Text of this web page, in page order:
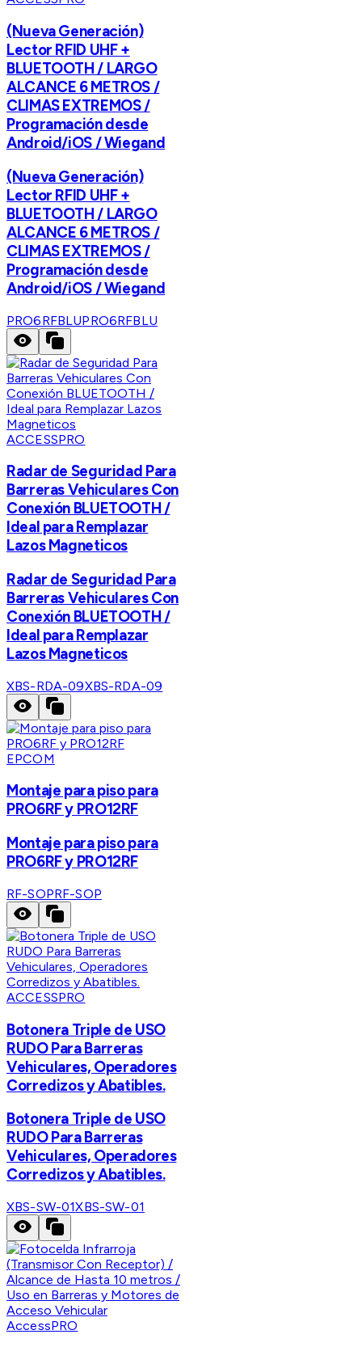
(Nueva Generación)
Lector RFID UHF +
BLUETOOTH / LARGO
ALCANCE 6 METROS /
CLIMAS EXTREMOS /
Programación desde
Android/iOS / Wiegand
(Nueva Generación)
Lector RFID UHF +
BLUETOOTH / LARGO
ALCANCE 6 METROS /
CLIMAS EXTREMOS /
Programación desde
Android/iOS / Wiegand
PRO6RFBLUPRO6RFBLU
ACCESSPRO
Radar de Seguridad Para
Barreras Vehiculares Con
Conexión BLUETOOTH /
Ideal para Remplazar
Lazos Magneticos
Radar de Seguridad Para
Barreras Vehiculares Con
Conexión BLUETOOTH /
Ideal para Remplazar
Lazos Magneticos
XBS-RDA-09XBS-RDA-09
EPCOM
Montaje para piso para
PRO6RF y PRO12RF
Montaje para piso para
PRO6RF y PRO12RF
RF-SOPRF-SOP
ACCESSPRO
Botonera Triple de USO
RUDO Para Barreras
Vehiculares, Operadores
Corredizos y Abatibles.
Botonera Triple de USO
RUDO Para Barreras
Vehiculares, Operadores
Corredizos y Abatibles.
XBS-SW-01XBS-SW-01
AccessPRO